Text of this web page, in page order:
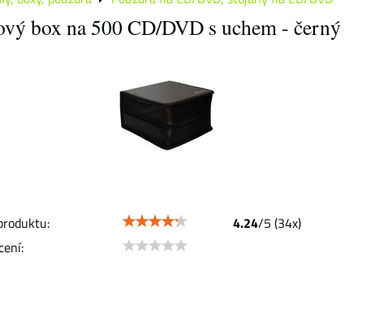
box na 500 CD/DVD s uchem - černý
4.24/5 (34x)